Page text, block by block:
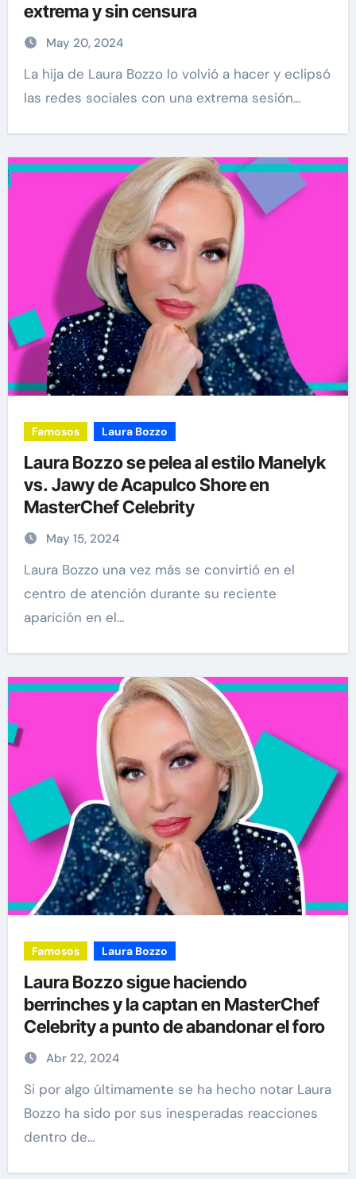
extrema y sin censura
May 20, 2024
La hija de Laura Bozzo lo volvió a hacer y eclipsó
las redes sociales con una extrema sesión…
Famosos Laura Bozzo
Laura Bozzo se pelea al estilo Manelyk
vs. Jawy de Acapulco Shore en
MasterChef Celebrity
May 15, 2024
Laura Bozzo una vez más se convirtió en el
centro de atención durante su reciente
aparición en el…
Famosos Laura Bozzo
Laura Bozzo sigue haciendo
berrinches y la captan en MasterChef
Celebrity a punto de abandonar el foro
Abr 22, 2024
Si por algo últimamente se ha hecho notar Laura
Bozzo ha sido por sus inesperadas reacciones
dentro de…